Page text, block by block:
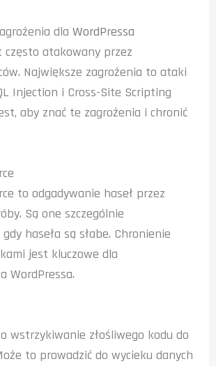
dlaWordPressa
często atakowany przez
Największe zagrożenia to ataki
Injection i Cross-Site Scripting
aby znać te zagrożenia i chronić
to odgadywanie haseł przez
Są one szczególnie
haseła są słabe. Chronienie
jest kluczowe dla
WordPressa.
wstrzykiwanie złośliwego kodu do
to prowadzić do wycieku danych